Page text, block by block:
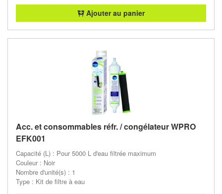
Ajouter au panier
Acc. et consommables réfr. / congélateur WPRO
EFK001
Capacité (L) : Pour 5000 L d'eau filtrée maximum
Couleur : Noir
Nombre d'unité(s) : 1
Type : Kit de filtre à eau